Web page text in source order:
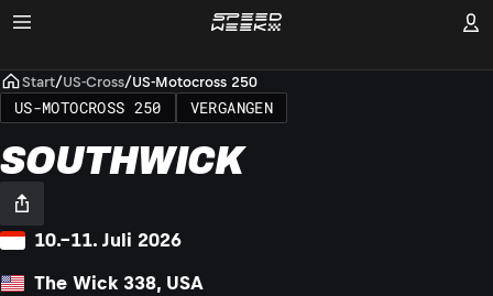
Start/US-Cross/US-Motocross 250
US-MOTOCROSS 250 VERGANGEN
SOUTHWICK
10.–11. Juli 2026
The Wick 338, USA